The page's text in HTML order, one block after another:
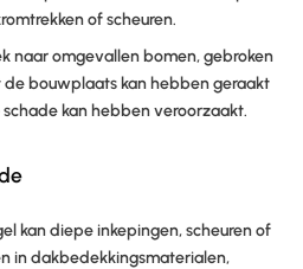
of scheuren.
naar omgevallen bomen, gebroken
bouwplaats kan hebben geraakt
kan hebben veroorzaakt.
kan diepe inkepingen, scheuren of
in dakbedekkingsmaterialen,